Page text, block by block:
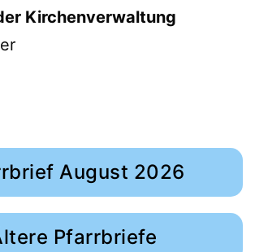
Kirchenverwaltung
August 2026
Pfarrbriefe